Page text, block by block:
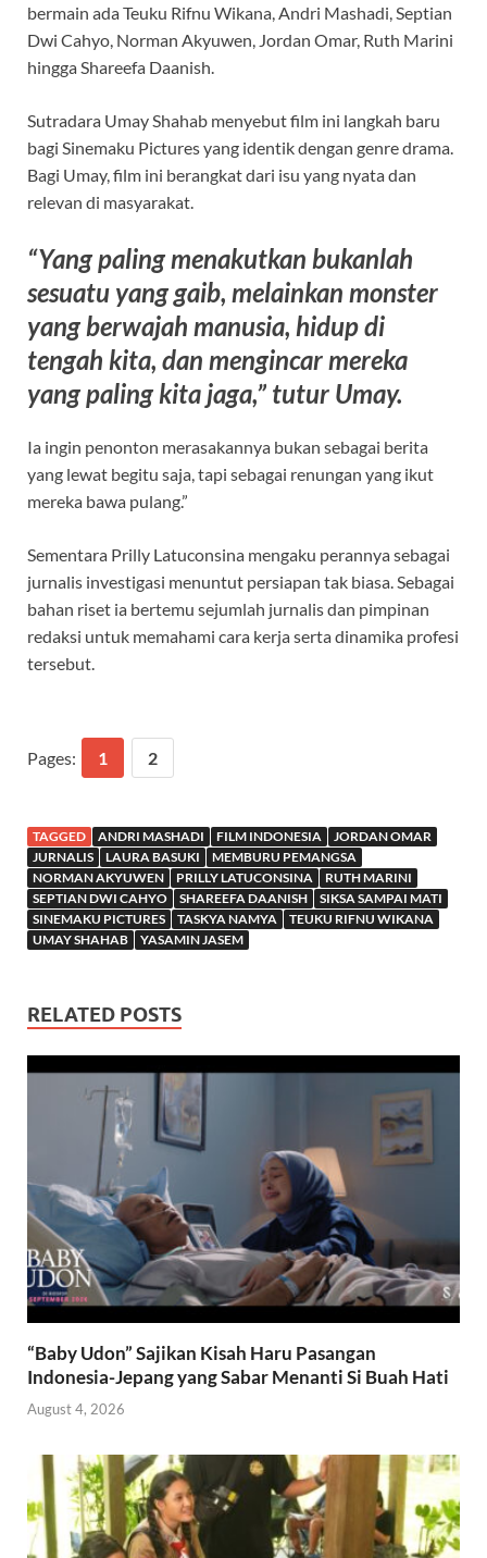
bermain ada Teuku Rifnu Wikana, Andri Mashadi, Septian
Dwi Cahyo, Norman Akyuwen, Jordan Omar, Ruth Marini
hingga Shareefa Daanish.
Sutradara Umay Shahab menyebut film ini langkah baru
bagi Sinemaku Pictures yang identik dengan genre drama.
Bagi Umay, film ini berangkat dari isu yang nyata dan
relevan di masyarakat.
“Yang paling menakutkan bukanlah
sesuatu yang gaib, melainkan monster
yang berwajah manusia, hidup di
tengah kita, dan mengincar mereka
yang paling kita jaga,” tutur Umay.
Ia ingin penonton merasakannya bukan sebagai berita
yang lewat begitu saja, tapi sebagai renungan yang ikut
mereka bawa pulang.”
Sementara Prilly Latuconsina mengaku perannya sebagai
jurnalis investigasi menuntut persiapan tak biasa. Sebagai
bahan riset ia bertemu sejumlah jurnalis dan pimpinan
redaksi untuk memahami cara kerja serta dinamika profesi
tersebut.
Pages: 1 2
TAGGED ANDRI MASHADI FILM INDONESIA
JORDAN OMAR
JURNALIS
LAURA BASUKI
MEMBURU PEMANGSA
NORMAN AKYUWEN
PRILLY LATUCONSINA
RUTH MARINI
SEPTIAN DWI CAHYO
SHAREEFA DAANISH
SIKSA SAMPAI MATI
SINEMAKU PICTURES
TASKYA NAMYA
TEUKU RIFNU WIKANA
UMAY SHAHAB
YASAMIN JASEM
RELATED POSTS
“Baby Udon” Sajikan Kisah Haru Pasangan
Indonesia-Jepang yang Sabar Menanti Si Buah Hati
August 4, 2026